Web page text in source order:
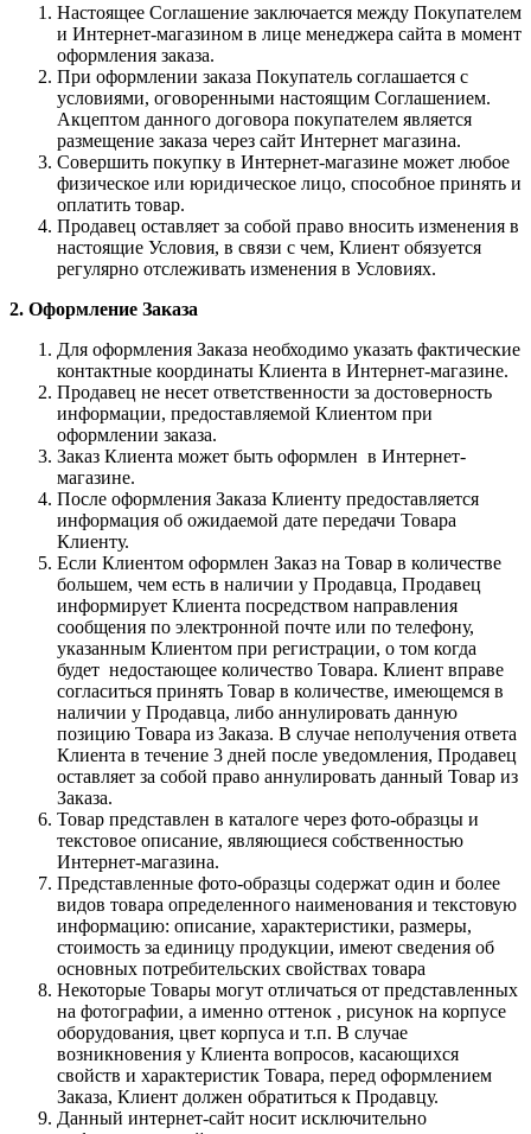
Настоящее Соглашение заключается между Покупателем
и Интернет-магазином в лице менеджера сайта в момент
оформления заказа.
При оформлении заказа Покупатель соглашается с
условиями, оговоренными настоящим Соглашением.
Акцептом данного договора покупателем является
размещение заказа через сайт Интернет магазина.
Совершить покупку в Интернет-магазине может любое
физическое или юридическое лицо, способное принять и
оплатить товар.
Продавец оставляет за собой право вносить изменения в
настоящие Условия, в связи с чем, Клиент обязуется
регулярно отслеживать изменения в Условиях.
2. Оформление Заказа
Для оформления Заказа необходимо указать фактические
контактные координаты Клиента в Интернет-магазине.
Продавец не несет ответственности за достоверность
информации, предоставляемой Клиентом при
оформлении заказа.
Заказ Клиента может быть оформлен в Интернет-
магазине.
После оформления Заказа Клиенту предоставляется
информация об ожидаемой дате передачи Товара
Клиенту.
Если Клиентом оформлен Заказ на Товар в количестве
большем, чем есть в наличии у Продавца, Продавец
информирует Клиента посредством направления
сообщения по электронной почте или по телефону,
указанным Клиентом при регистрации, о том когда
будет недостающее количество Товара. Клиент вправе
согласиться принять Товар в количестве, имеющемся в
наличии у Продавца, либо аннулировать данную
позицию Товара из Заказа. В случае неполучения ответа
Клиента в течение 3 дней после уведомления, Продавец
оставляет за собой право аннулировать данный Товар из
Заказа.
Товар представлен в каталоге через фото-образцы и
текстовое описание, являющиеся собственностью
Интернет-магазина.
Представленные фото-образцы содержат один и более
видов товара определенного наименования и текстовую
информацию: описание, характеристики, размеры,
стоимость за единицу продукции, имеют сведения об
основных потребительских свойствах товара
Некоторые Товары могут отличаться от представленных
на фотографии, а именно оттенок , рисунок на корпусе
оборудования, цвет корпуса и т.п. В случае
возникновения у Клиента вопросов, касающихся
свойств и характеристик Товара, перед оформлением
Заказа, Клиент должен обратиться к Продавцу.
Данный интернет-сайт носит исключительно